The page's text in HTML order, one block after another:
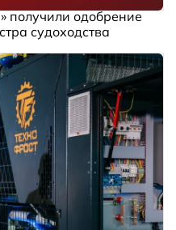
получили одобрение
судоходства